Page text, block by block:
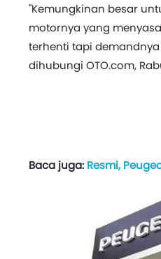
"Kemungkinan besar
motornya yang
terhenti tapi
dihubungi OTO.com,
Baca juga: Resmi,